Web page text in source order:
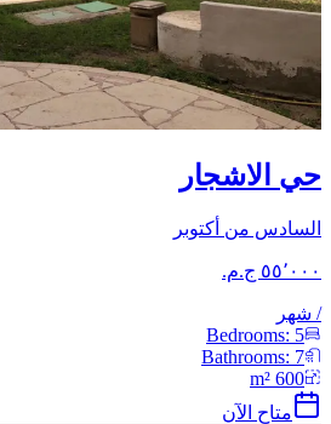
حي الاشجار
السادس من أكتوبر
/ شهر
Bedrooms: 5
Bathrooms: 7
600
متاح الآن